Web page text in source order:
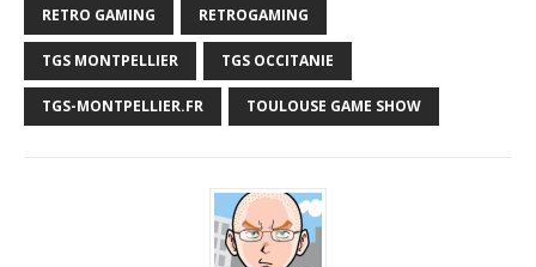
RETRO GAMING RETROGAMING
TGS MONTPELLIER TGS OCCITANIE
TGS-MONTPELLIER.FR TOULOUSE GAME SHOW